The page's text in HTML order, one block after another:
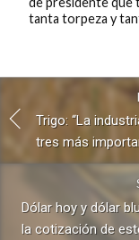
tanta torpeza y
Trigo: “La
tres más
Dólar hoy y dólar
la cotización de